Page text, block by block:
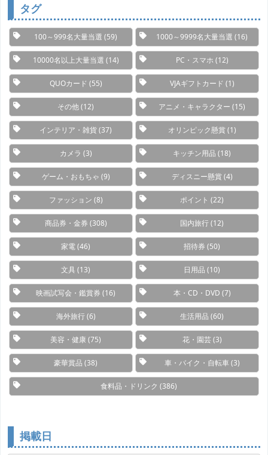
タグ
100～999名大量当選 (59) 1000～9999名大量当選 (16)
10000名以上大量当選 (14) PC・スマホ (12)
QUOカード (55) VJAギフトカード (1)
その他(12) アニメ・キャラクター (15)
インテリア・雑貨(37) オリンピック懸賞(1)
カメラ (3) キッチン用品 (18)
ゲーム・おもちゃ (9) ディスニー懸賞(4)
ファッション (8) ポイント (22)
商品券・金券 (308) 国内旅行(12)
家電(46) 招待券 (50)
文具 (13) 日用品 (10)
映画試写会・鑑賞券 (16) 本・CD・DVD (7)
海外旅行(6) 生活用品 (60)
美容・健康(75) 花・園芸(3)
豪華賞品 (38) 車・バイク・自転車(3)
食料品・ドリンク (386)
掲載日